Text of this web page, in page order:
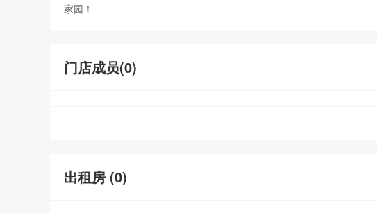
家园！
门店成员(0)
出租房 (0)